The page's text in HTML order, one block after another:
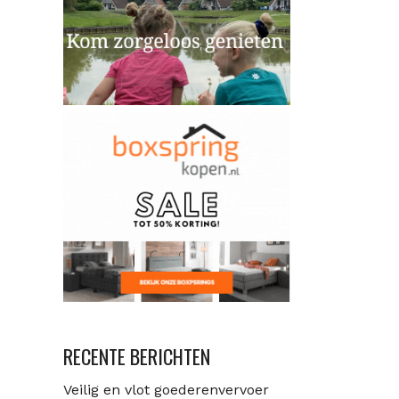
RECENTE BERICHTEN
Veilig en vlot goederenvervoer